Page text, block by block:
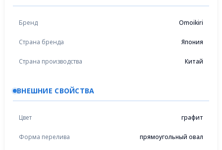
Бренд Omoikiri
Страна бренда Япония
Страна производства Китай
ВНЕШНИЕ СВОЙСТВА
Цвет графит
Форма перелива прямоугольный овал